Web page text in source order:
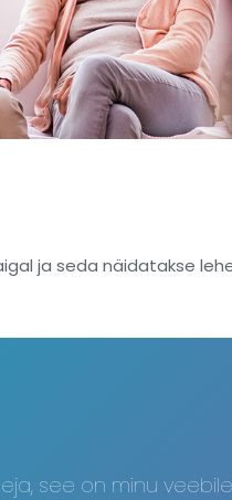
ja seda näidatakse
see on minu